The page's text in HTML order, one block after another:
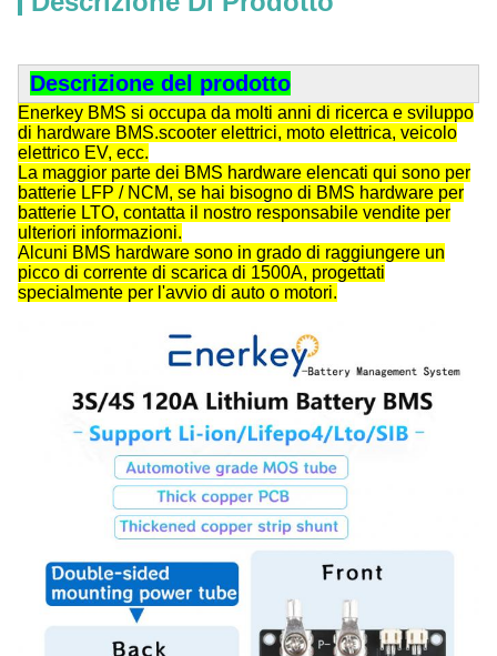
Descrizione del prodotto
Enerkey BMS si occupa da molti anni di ricerca e sviluppo
di hardware BMS.scooter elettrici, moto elettrica, veicolo
elettrico EV, ecc.
La maggior parte dei BMS hardware elencati qui sono per
batterie LFP / NCM, se hai bisogno di BMS hardware per
batterie LTO, contatta il nostro responsabile vendite per
ulteriori informazioni.
Alcuni BMS hardware sono in grado di raggiungere un
picco di corrente di scarica di 1500A, progettati
specialmente per l'avvio di auto o motori.